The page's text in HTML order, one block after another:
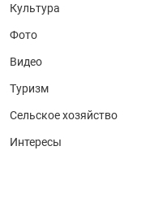
Культура
Фото
Видео
Туризм
Сельское хозяйство
Интересы